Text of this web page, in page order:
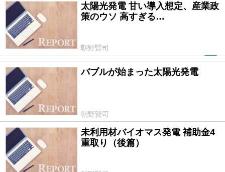
2014/02/26
太陽光発電 甘い導入想定、産業政
策のウソ 高すぎる…
朝野賢司
2013/04/25 バブルが始まった太陽光発電
朝野賢司
2013/01/21
未利用材バイオマス発電 補助金4
重取り（後篇）